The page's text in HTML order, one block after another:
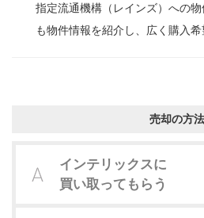
指定流通機構（レインズ）への
も物件情報を紹介し、広く購入希
売却の方法
インテリックスに
買い取ってもらう